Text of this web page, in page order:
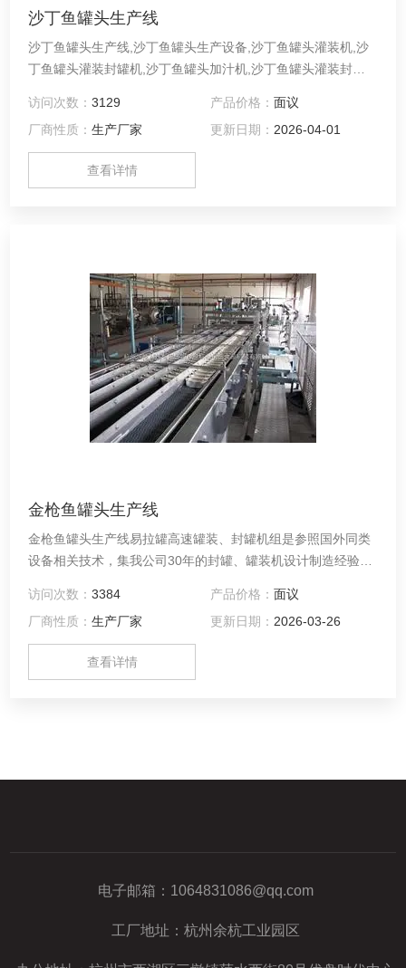
沙丁鱼罐头生产线
沙丁鱼罐头生产线,沙丁鱼罐头生产设备,沙丁鱼罐头灌装机,沙
丁鱼罐头灌装封罐机,沙丁鱼罐头加汁机,沙丁鱼罐头灌装封口
产线,海鲜猫罐头加工设备,沙丁鱼罐头生产设备,金枪鱼罐头加
工生产线
访问次数：3129 产品价格： 面议
厂商性质：生产厂家 更新日期： 2026-04-01
查看详情
金枪鱼罐头生产线
金枪鱼罐头生产线易拉罐高速罐装、封罐机组是参照国外同类
设备相关技术，集我公司30年的封罐、罐装机设计制造经验而
统动力由封罐系统提供，以保证二者的同步和协调。采用进口
变频器调节生产速度，用气动阀及螺旋器控制自动下盖，并可
配备远程电脑控制系统，以保证对客户的全面。为提高罐内真
空度，可按客户要求配上蒸汽喷射装置。
访问次数：3384 产品价格： 面议
厂商性质：生产厂家 更新日期： 2026-03-26
查看详情
电子邮箱： 1064831086@qq.com
工厂地址：杭州余杭工业园区